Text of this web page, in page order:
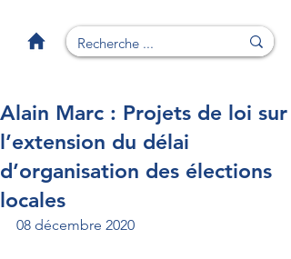
Alain Marc : Projets de loi sur
l’extension du délai
d’organisation des élections
locales
08 décembre 2020